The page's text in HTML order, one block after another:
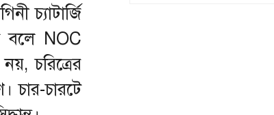
চ্যাটার্জি
বলে NOC
চরিত্রের
চারটে